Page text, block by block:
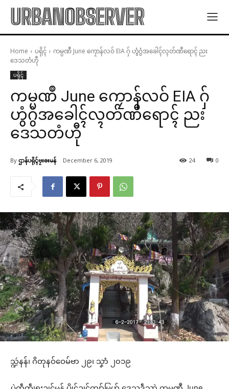
URBANOBSERVER
Home ပရိုၚ်
ကမ္ပဏဳ June ကၠောန်လဝ် EIA ဂှ် ဟွံဂွံအခေါၚ်လ္ၚတ်ဏီရောၚ် ညး
ဒေသတံဟီု
ပရိုၚ်
ကမ္ပဏဳ June ကၠောန်လဝ် EIA ဂှ်
ဟွံဂွံအခေါၚ်လ္ၚတ်ဏီရောၚ် ညး
ဒေသတံဟီု
By ဌာန်ပရိုၚ်ဗၠးၜးမန် December 6, 2019 0
24
သ္ဍဴနန်၊ ဂိတုနဝ်ဝေမ်ဗာ ၂၉၊ သၞာံ ၂၀၁၉